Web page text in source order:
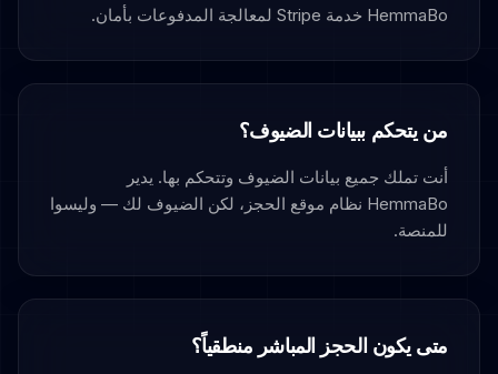
HemmaBo خدمة Stripe لمعالجة المدفوعات بأمان.
من يتحكم ببيانات الضيوف؟
أنت تملك جميع بيانات الضيوف وتتحكم بها. يدير
HemmaBo نظام موقع الحجز، لكن الضيوف لك — وليسوا
للمنصة.
متى يكون الحجز المباشر منطقياً؟